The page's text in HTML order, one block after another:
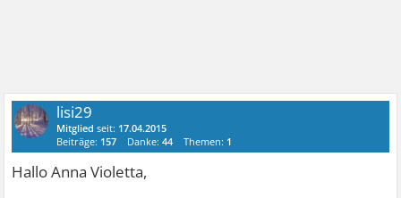
lisi29
Mitglied seit: 17.04.2015
Beiträge: 157 Danke:44 Themen: 1
Hallo Anna Violetta,